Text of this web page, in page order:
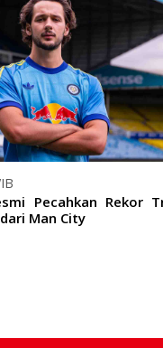
Pecahkan Rekor
Man City